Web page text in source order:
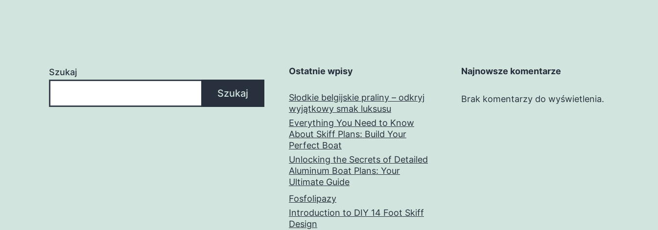
Szukaj
Szukaj
Ostatnie wpisy
Słodkie belgijskie praliny – odkryj
wyjątkowy smak luksusu
Everything You Need to Know
About Skiff Plans: Build Your
Perfect Boat
Unlocking the Secrets of Detailed
Aluminum Boat Plans: Your
Ultimate Guide
Fosfolipazy
Introduction to DIY 14 Foot Skiff
Design
Najnowsze komentarze
Brak komentarzy do wyświetlenia.